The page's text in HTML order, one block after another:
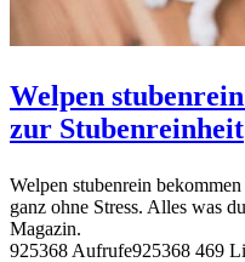
Welpen
zur Stubenreinheit
Welpen stubenrein
ganz ohne Stress. Alles was
Magazin.
925368 Aufrufe925368 469